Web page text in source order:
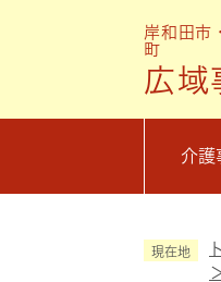
先
す
岸和田市
町
広域
介護
現在地